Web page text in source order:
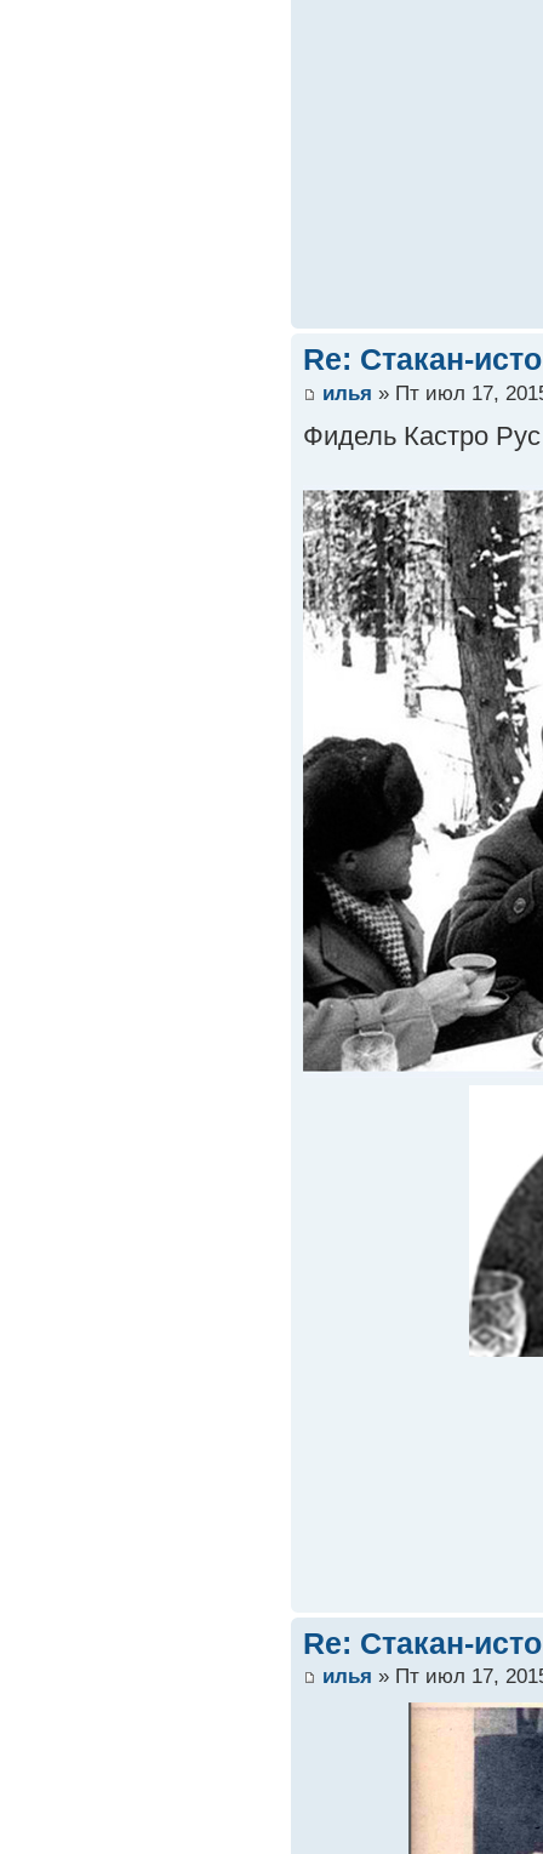
Re: Стакан-
илья » Пт июл 17,
Фидель Кастро Рус
Re: Стакан-
илья » Пт июл 17,